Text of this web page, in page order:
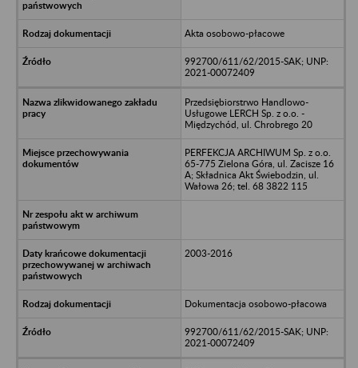
Akta osobowo-płacowe
992700/611/62/2015-SAK; UNP:
2021-00072409
Przedsiębiorstrwo Handlowo-
Usługowe LERCH Sp. z o.o. -
Międzychód, ul. Chrobrego 20
PERFEKCJA ARCHIWUM Sp. z o.o.
65-775 Zielona Góra, ul. Zacisze 16
A; Składnica Akt Świebodzin, ul.
Wałowa 26; tel. 68 3822 115
2003-2016
Dokumentacja osobowo-płacowa
992700/611/62/2015-SAK; UNP:
2021-00072409